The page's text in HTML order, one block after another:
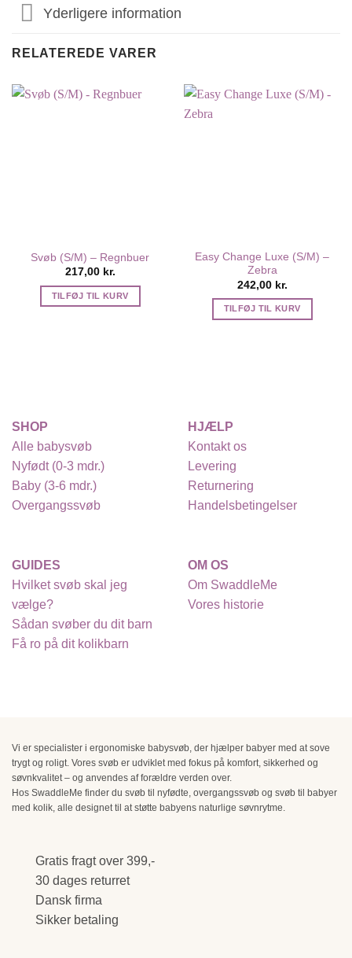
Yderligere information
RELATEREDE VARER
Svøb (S/M) – Regnbuer
217,00 kr.
TILFØJ TIL KURV
Easy Change Luxe (S/M) –
Zebra
242,00 kr.
TILFØJ TIL KURV
SHOP
Alle babysvøb
Nyfødt (0-3 mdr.)
Baby (3-6 mdr.)
Overgangssvøb
HJÆLP
Kontakt os
Levering
Returnering
Handelsbetingelser
GUIDES
Hvilket svøb skal jeg
vælge?
Sådan svøber du dit barn
Få ro på dit kolikbarn
OM OS
Om SwaddleMe
Vores historie
Vi er specialister i ergonomiske babysvøb, der hjælper babyer med at sove
trygt og roligt. Vores svøb er udviklet med fokus på komfort, sikkerhed og
søvnkvalitet – og anvendes af forældre verden over.
Hos SwaddleMe finder du svøb til nyfødte, overgangssvøb og svøb til babyer
med kolik, alle designet til at støtte babyens naturlige søvnrytme.
Gratis fragt over 399,-
30 dages returret
Dansk firma
Sikker betaling